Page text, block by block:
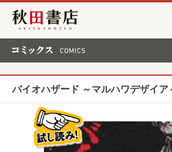
秋田書店
バイオハザード ～マルハワデザイア